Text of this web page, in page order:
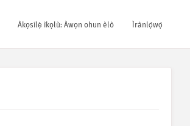
Àkọsílẹ̀ ìkọlù: Àwọn ohun èlò Ìrànlọ́wọ́